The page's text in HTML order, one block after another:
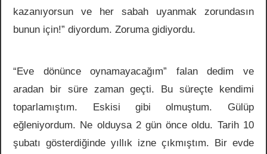
kazanıyorsun ve her sabah uyanmak zorundasın
bunun için!” diyordum. Zoruma gidiyordu.
“Eve dönünce oynamayacağım” falan dedim ve
aradan bir süre zaman geçti. Bu süreçte kendimi
toparlamıştım. Eskisi gibi olmuştum. Gülüp
eğleniyordum. Ne olduysa 2 gün önce oldu. Tarih 10
şubatı gösterdiğinde yıllık izne çıkmıştım. Bir evde